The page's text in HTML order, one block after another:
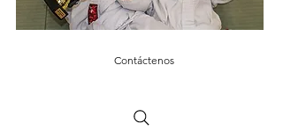
Contáctenos